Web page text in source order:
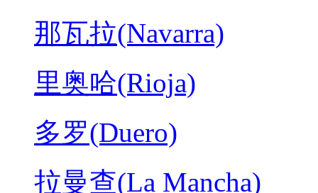
那瓦拉(Navarra)
里奥哈(Rioja)
多罗(Duero)
拉曼查(La Mancha)